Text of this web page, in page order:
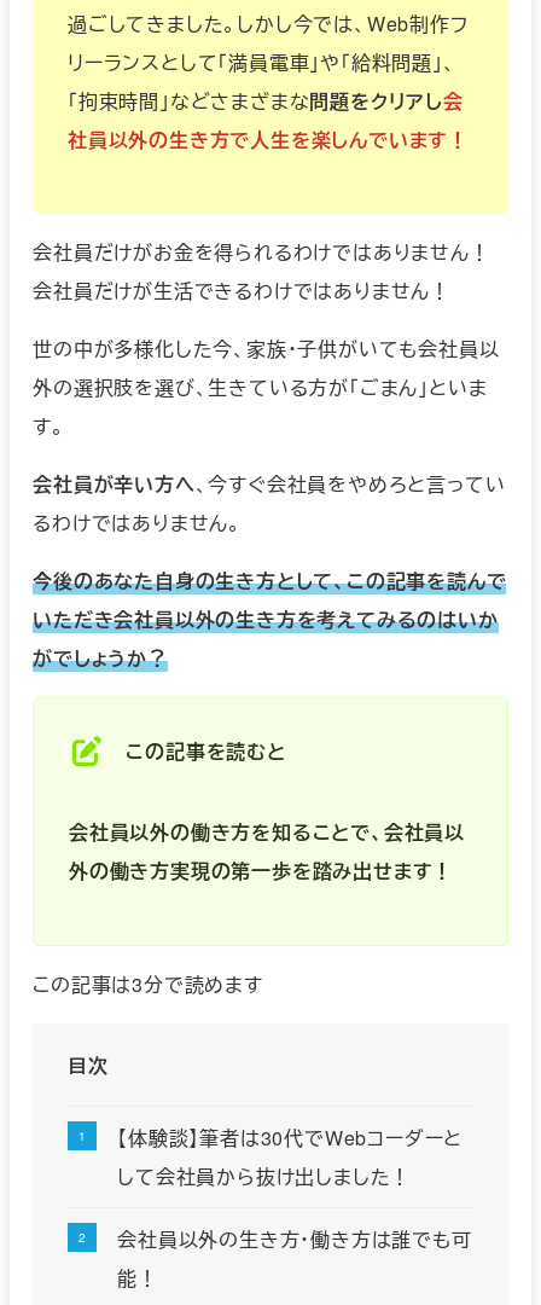
過ごしてきました。しかし今では、Web制作フ
リーランスとして「満員電車」や「給料問題」、
「拘束時間」などさまざまな問題をクリアし会
社員以外の生き方で人生を楽しんでいます！
会社員だけがお金を得られるわけではありません！
会社員だけが生活できるわけではありません！
世の中が多様化した今、家族・子供がいても会社員以
外の選択肢を選び、生きている方が「ごまん」といま
す。
会社員が辛い方へ、今すぐ会社員をやめろと言ってい
るわけではありません。
今後のあなた自身の生き方として、この記事を読んで
いただき会社員以外の生き方を考えてみるのはいか
がでしょうか？
この記事を読むと
会社員以外の働き方を知ることで、会社員以
外の働き方実現の第一歩を踏み出せます！
この記事は3分で読めます
目次
【体験談】筆者は30代でWebコーダーと
して会社員から抜け出しました！
会社員以外の生き方・働き方は誰でも可
能！